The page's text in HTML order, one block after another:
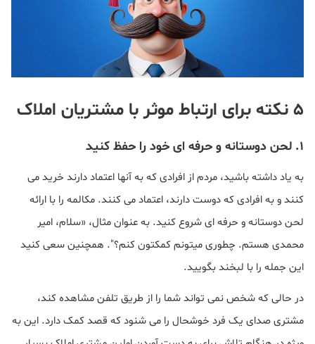
۵ نکته برای ارتباط موثر با مشتریان املاک
۱. لحن دوستانه و حرفه ای خود را حفظ کنید
به یاد داشته باشید، مردم از افرادی که به آنها اعتماد دارند خرید می
کنند و به افرادی که دوست دارند، اعتماد می کنند. مکالمه را با ارائه
لحن دوستانه و حرفه ای شروع کنید. به عنوان مثال، «سلام، امیر
محمدی هستم. چطوری میتونم کمکتون کنم؟". همچنین سعی کنید
این جمله را با لبخند بگویید.
در حالی که شخص نمی تواند شما را از طریق تلفن مشاهده کند،
مشتری صدای یک فرد خوشحال را می شنود که قصد کمک دارد. این به